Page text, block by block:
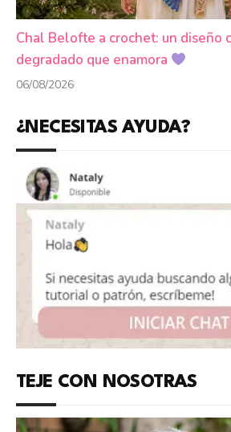
Chal Belofte a crochet: un diseño
degradado que enamora
06/08/2026
¿NECESITAS AYUDA?
TEJE CON NOSOTRAS